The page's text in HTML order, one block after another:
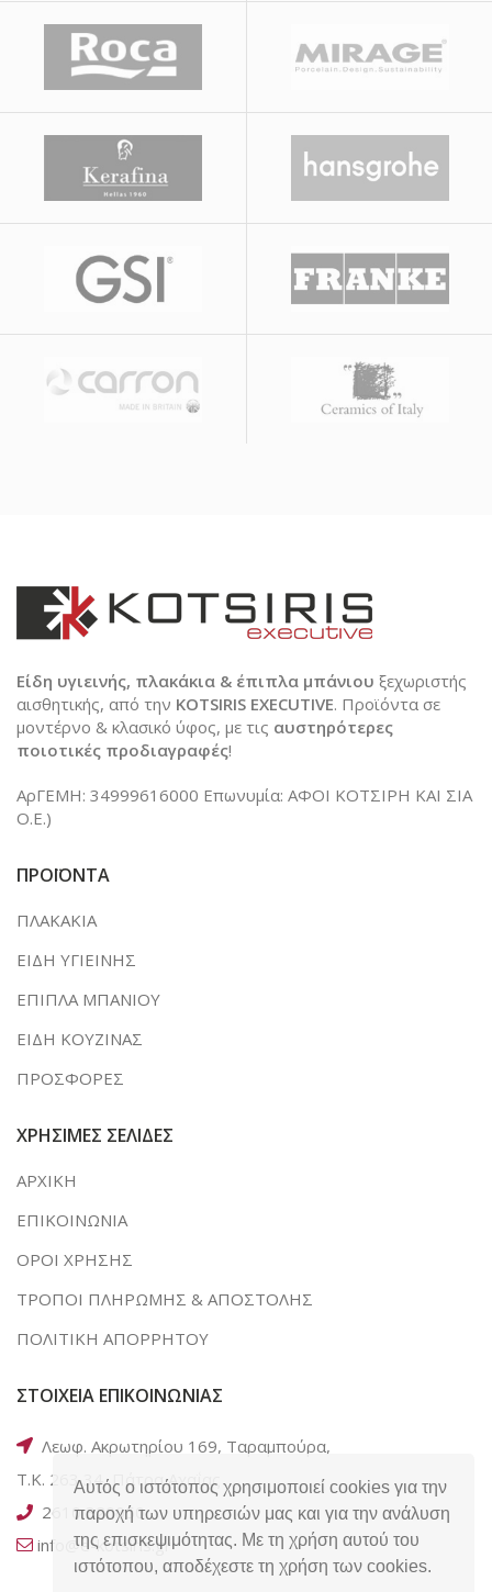
Αυτός ο ιστότοπος χρησιμοποιεί cookies για την
παροχή των υπηρεσιών μας και για την ανάλυση
της επισκεψιμότητας. Με τη χρήση αυτού του
ιστότοπου, αποδέχεστε τη χρήση των cookies.
Είδη υγιεινής, πλακάκια & έπιπλα μπάνιου ξεχωριστής
αισθητικής, από την KOTSIRIS EXECUTIVE. Προϊόντα σε
μοντέρνο & κλασικό ύφος, με τις αυστηρότερες
ποιοτικές προδιαγραφές!
ΑρΓΕΜΗ: 34999616000 Επωνυμία: ΑΦΟΙ ΚΟΤΣΙΡΗ ΚΑΙ ΣΙΑ
Ο.Ε.)
ΠΡΟΪΟΝΤΑ
ΠΛΑΚΑΚΙΑ
ΕΙΔΗ ΥΓΙΕΙΝΗΣ
ΕΠΙΠΛΑ ΜΠΑΝΙΟΥ
ΕΙΔΗ ΚΟΥΖΙΝΑΣ
ΠΡΟΣΦΟΡΕΣ
ΧΡΗΣΙΜΕΣ ΣΕΛΙΔΕΣ
ΑΡΧΙΚΗ
ΕΠΙΚΟΙΝΩΝΙΑ
ΟΡΟΙ ΧΡΗΣΗΣ
ΤΡΟΠΟΙ ΠΛΗΡΩΜΗΣ & ΑΠΟΣΤΟΛΗΣ
ΠΟΛΙΤΙΚΗ ΑΠΟΡΡΗΤΟΥ
ΣΤΟΙΧΕΙΑ ΕΠΙΚΟΙΝΩΝΙΑΣ
Λεωφ. Ακρωτηρίου 169, Ταραμπούρα,
Τ.Κ. 263 34, Πάτρα Αχαΐας
2610 320050
info@e-kotsiris.gr